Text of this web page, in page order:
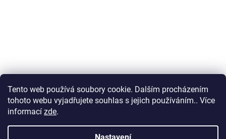
Tento web používá soubory cookie. Dalším procházením
tohoto webu vyjadřujete souhlas s jejich používáním.. Více
informací zde.
Obchodní podmínky